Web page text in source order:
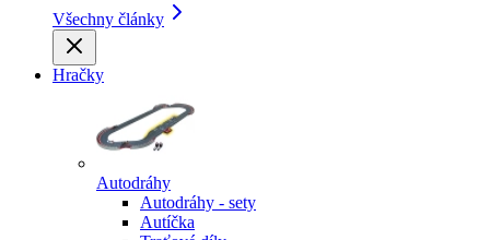
Všechny články
Hračky
Autodráhy
Autodráhy - sety
Autíčka